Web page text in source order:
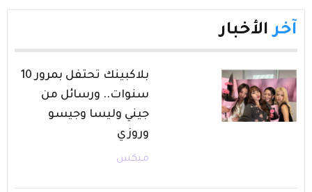
آخر الأخبار
بلاكبينك تحتفل بمرور 10
سنوات.. ورسائل من
جيني وليسا وجيسو
وروزي
ميكس